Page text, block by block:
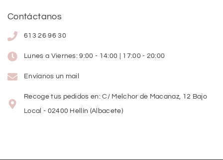
Contáctanos
613 26 96 30
Lunes a Viernes: 9:00 - 14:00 | 17:00 - 20:00
Envíanos un mail
Recoge tus pedidos en: C/ Melchor de Macanaz, 12 Bajo
Local - 02400 Hellín (Albacete)